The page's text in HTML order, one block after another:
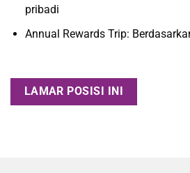
pribadi
Annual Rewards Trip:
LAMAR POSISI INI